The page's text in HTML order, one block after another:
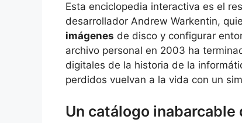
Esta enciclopedia interactiva es el
desarrollador Andrew Warkentin,
imágenes de disco y configurar
archivo personal en 2003 ha
digitales de la historia de la
perdidos vuelvan a la vida con un
Un catálogo